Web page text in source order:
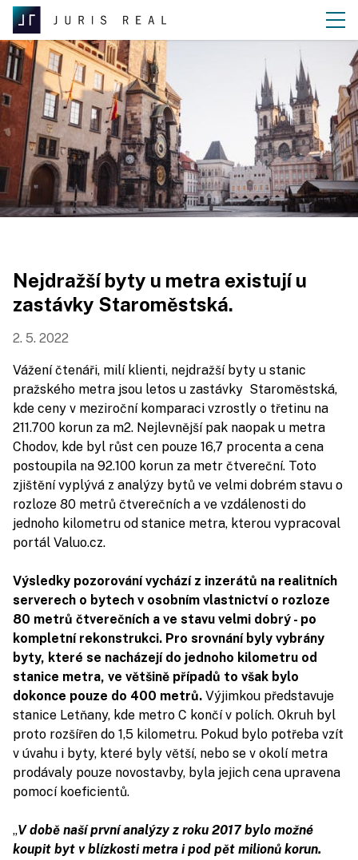
Nejdražší byty u metra existují u
zastávky Staroměstská.
2. 5. 2022
Vážení čtenáři, milí klienti, nejdražší byty u stanic
pražského metra jsou letos u zastávky Staroměstská,
kde ceny v meziroční komparaci vzrostly o třetinu na
211.700 korun za m2. Nejlevnější pak naopak u metra
Chodov, kde byl růst cen pouze 16,7 procenta a cena
postoupila na 92.100 korun za metr čtvereční. Toto
zjištění vyplývá z analýzy bytů ve velmi dobrém stavu o
rozloze 80 metrů čtverečních a ve vzdálenosti do
jednoho kilometru od stanice metra, kterou vypracoval
portál Valuo.cz.
Výsledky pozorování vychází z inzerátů na realitních
serverech o bytech v osobním vlastnictví o rozloze
80 metrů čtverečních a ve stavu velmi dobrý - po
kompletní rekonstrukci. Pro srovnání byly vybrány
byty, které se nacházejí do jednoho kilometru od
stanice metra, ve většině případů to však bylo
dokonce pouze do 400 metrů. Výjimkou představuje
stanice Letňany, kde metro C končí v polích. Okruh byl
proto rozšířen do 1,5 kilometru. Pokud bylo potřeba vzít
v úvahu i byty, které byly větší, nebo se v okolí metra
prodávaly pouze novostavby, byla jejich cena upravena
pomocí koeficientů.
„V době naší první analýzy z roku 2017 bylo možné
koupit byt v blízkosti metra i pod pět milionů korun.